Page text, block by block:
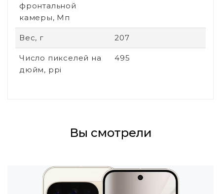
фронтальной
камеры, Мп
Вес, г 207
Число пикселей на
дюйм, ppi
495
Вы смотрели